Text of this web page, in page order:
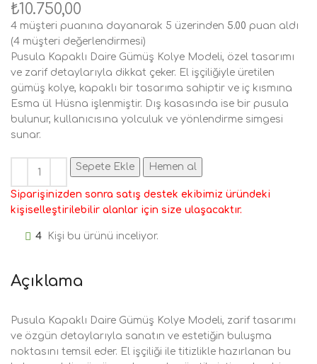
₺10.750,00
4 müşteri puanına dayanarak 5 üzerinden 5.00 puan aldı
(4 müşteri değerlendirmesi)
Pusula Kapaklı Daire Gümüş Kolye Modeli, özel tasarımı
ve zarif detaylarıyla dikkat çeker. El işçiliğiyle üretilen
gümüş kolye, kapaklı bir tasarıma sahiptir ve iç kısmına
Esma ül Hüsna işlenmiştir. Dış kasasında ise bir pusula
bulunur, kullanıcısına yolculuk ve yönlendirme simgesi
sunar.
Sepete Ekle Hemen al
Siparişinizden sonra satış destek ekibimiz üründeki
kişiselleştirilebilir alanlar için size ulaşacaktır.
4 Kişi bu ürünü inceliyor.
Açıklama
Pusula Kapaklı Daire Gümüş Kolye Modeli, zarif tasarımı
ve özgün detaylarıyla sanatın ve estetiğin buluşma
noktasını temsil eder. El işçiliği ile titizlikle hazırlanan bu